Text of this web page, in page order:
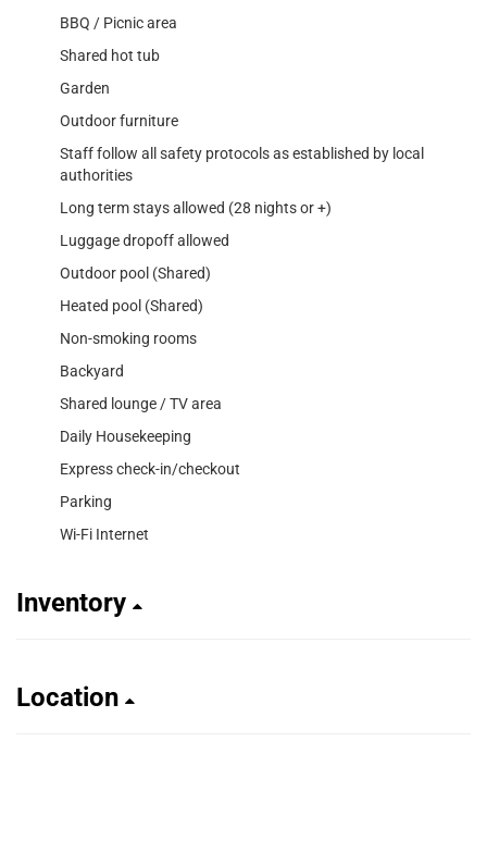
BBQ / Picnic area
Shared hot tub
Garden
Outdoor furniture
Staff follow all safety protocols as established by local
authorities
Long term stays allowed (28 nights or +)
Luggage dropoff allowed
Outdoor pool (Shared)
Heated pool (Shared)
Non-smoking rooms
Backyard
Shared lounge / TV area
Daily Housekeeping
Express check-in/checkout
Parking
Wi-Fi Internet
Inventory
Location